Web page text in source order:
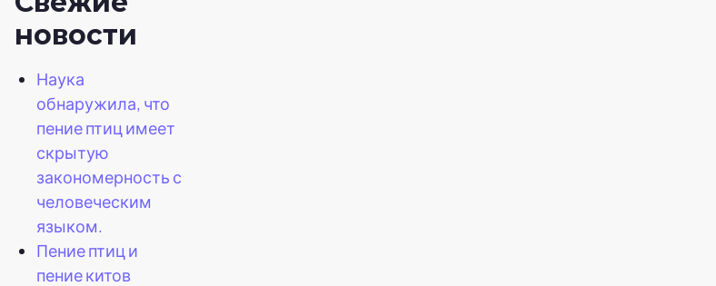
новости
Наука
обнаружила, что
пение птиц имеет
скрытую
закономерность с
человеческим
языком.
Пение птиц и
пение китов